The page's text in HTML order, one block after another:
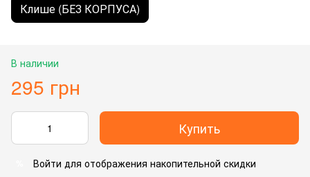
Клише (БЕЗ КОРПУСА)
В наличии
295 грн
Купить
Войти для отображения накопительной скидки